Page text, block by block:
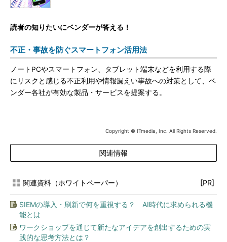
読者の知りたいにベンダーが答える！
不正・事故を防ぐスマートフォン活用法
ノートPCやスマートフォン、タブレット端末などを利用する際
にリスクと感じる不正利用や情報漏えい事故への対策として、ベ
ンダー各社が有効な製品・サービスを提案する。
Copyright © ITmedia, Inc. All Rights Reserved.
関連情報
関連資料（ホワイトペーパー） [PR]
SIEMの導入・刷新で何を重視する？ AI時代に求められる機
能とは
ワークショップを通じて新たなアイデアを創出するための実
践的な思考方法とは？